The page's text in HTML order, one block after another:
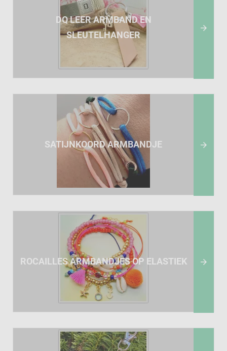
DQ LEER ARMBAND EN
SLEUTELHANGER

SATIJNKOORD ARMBANDJE 
ROCAILLES ARMBANDJES OP ELASTIEK 